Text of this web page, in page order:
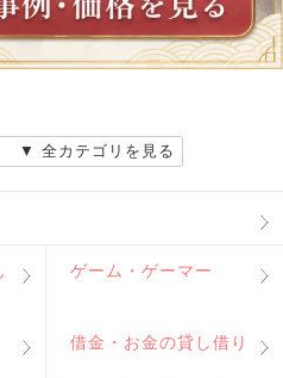
▼ 全カテゴリを見る
ゲーム・ゲーマー
借金・お金の貸し借り